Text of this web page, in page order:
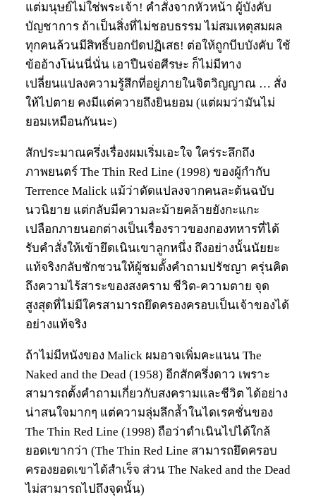
แต่มนุษย์ไม่ใช่พระเจ้า! คำสั่งจากหัวหน้า ผู้บังคับ
บัญชาการ ถ้าเป็นสิ่งที่ไม่ชอบธรรม ไม่สมเหตุสมผล
ทุกคนล้วนมีสิทธิ์บอกปัดปฏิเสธ! ต่อให้ถูกบีบบังคับ ใช้
ข้ออ้างโน่นนี่นั่น เอาปืนจ่อศีรษะ ก็ไม่มีทาง
เปลี่ยนแปลงความรู้สึกที่อยู่ภายในจิตวิญญาณ … สั่ง
ให้ไปตาย คงมีแต่ควายถึงยินยอม (แต่ผมว่ามันไม่
ยอมเหมือนกันนะ)
สักประมาณครึ่งเรื่องผมเริ่มเอะใจ ใคร่ระลึกถึง
ภาพยนตร์ The Thin Red Line (1998) ของผู้กำกับ
Terrence Malick แม้ว่าดัดแปลงจากคนละต้นฉบับ
นวนิยาย แต่กลับมีความละม้ายคล้ายยังกะแกะ
เปลือกภายนอกต่างเป็นเรื่องราวของกองทหารที่ได้
รับคำสั่งให้เข้ายึดเนินเขาลูกหนึ่ง ถึงอย่างนั้นนัยยะ
แท้จริงกลับชักชวนให้ผู้ชมตั้งคำถามปรัชญา ครุ่นคิด
ถึงความไร้สาระของสงคราม ชีวิต-ความตาย จุด
สูงสุดที่ไม่มีใครสามารถยึดครองครอบเป็นเจ้าของได้
อย่างแท้จริง
ถ้าไม่มีหนังของ Malick ผมอาจเพิ่มคะแนน The
Naked and the Dead (1958) อีกสักครึ่งดาว เพราะ
สามารถตั้งคำถามเกี่ยวกับสงครามและชีวิต ได้อย่าง
น่าสนใจมากๆ แต่ความลุ่มลึกล้ำในไดเรคชั่นของ
The Thin Red Line (1998) ถือว่าดำเนินไปได้ใกล้
ยอดเขากว่า (The Thin Red Line สามารถยึดครอบ
ครองยอดเขาได้สำเร็จ ส่วน The Naked and the Dead
ไม่สามารถไปถึงจุดนั้น)